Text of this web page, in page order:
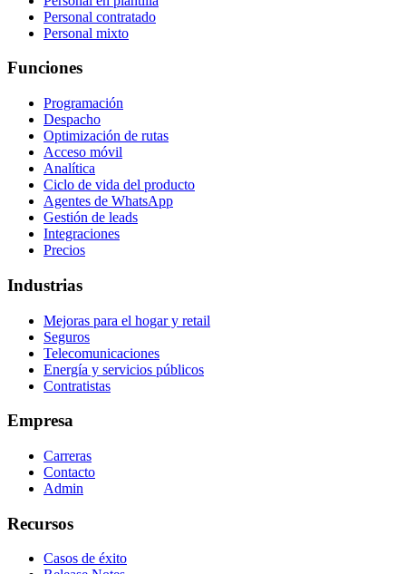
Personal contratado
Personal mixto
Funciones
Programación
Despacho
Optimización de rutas
Acceso móvil
Analítica
Ciclo de vida del producto
Agentes de WhatsApp
Gestión de leads
Integraciones
Precios
Industrias
Mejoras para el hogar y retail
Seguros
Telecomunicaciones
Energía y servicios públicos
Contratistas
Empresa
Carreras
Contacto
Admin
Recursos
Casos de éxito